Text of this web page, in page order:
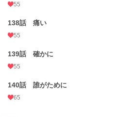
55
138話 痛い
55
139話 確かに
55
140話 誰がために
65